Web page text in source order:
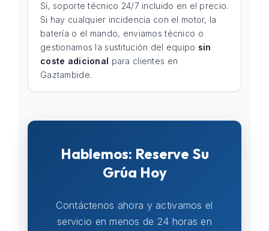
Sí, soporte técnico 24/7 incluido en el precio.
Si hay cualquier incidencia con el motor, la
batería o el mando, enviamos técnico o
gestionamos la sustitución del equipo sin
coste adicional para clientes en
Gaztambide.
Hablemos: Reserve Su
Grúa Hoy
Contáctenos ahora y activamos el
servicio en menos de 24 horas en